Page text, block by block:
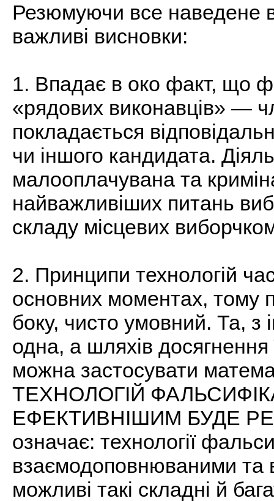
Резюмуючи все наведене
важливі висновки:
1. Впадає в око факт, що
«рядових виконавців» —
покладається
чи іншого кандидата.
малооплачувана та
найважливіших питань
складу місцевих
2. Принципи технологій
основних моментах, тому
боку, чисто умовний. Та, з
одна, а шляхів досягнення
можна застосувати
ТЕХНОЛОГІЙ
ЕФЕКТИВНІШИМ БУДЕ
означає: технології
взаємодоповнюваними та
можливі такі складні й